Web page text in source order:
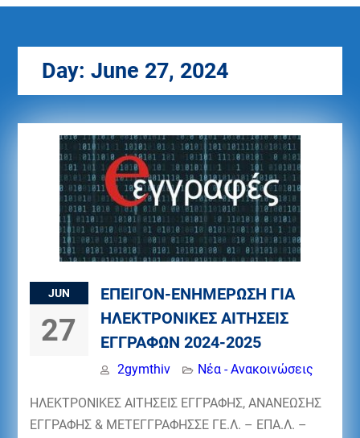
Day: June 27, 2024
JUN
27
ΕΠΕΙΓΟΝ-ΕΝΗΜΕΡΩΣΗ ΓΙΑ
ΗΛΕΚΤΡΟΝΙΚΕΣ ΑΙΤΗΣΕΙΣ
ΕΓΓΡΑΦΩΝ 2024-2025
2gymthiv Νέα - Ανακοινώσεις
ΗΛΕΚΤΡΟΝΙΚΕΣ ΑΙΤΗΣΕΙΣ ΕΓΓΡΑΦΗΣ, ΑΝΑΝΕΩΣΗΣ
ΕΓΓΡΑΦΗΣ & ΜΕΤΕΓΓΡΑΦΗΣΣΕ ΓΕ.Λ. – ΕΠΑ.Λ. –